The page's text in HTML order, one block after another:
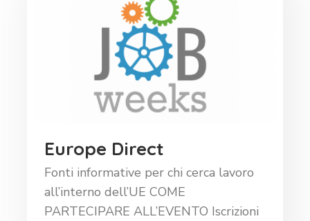
Europe Direct
Fonti informative per chi cerca lavoro
all’interno dell’UE COME
PARTECIPARE ALL’EVENTO Iscrizioni